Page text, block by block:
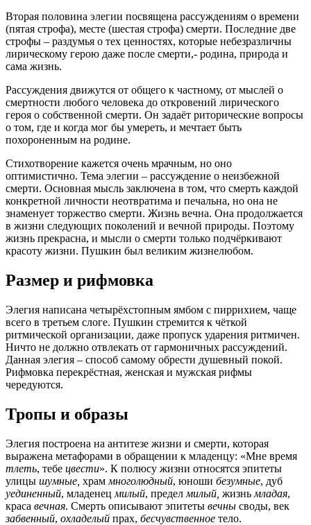
Вторая половина элегии посвящена рассуждениям о времени
(пятая строфа), месте (шестая строфа) смерти. Последние две
строфы – раздумья о тех ценностях, которые небезразличны
лирическому герою даже после смерти,- родина, природа и
сама жизнь.
Рассуждения движутся от общего к частному, от мыслей о
смертности любого человека до откровений лирического
героя о собственной смерти. Он задаёт риторические вопросы
о том, где и когда мог бы умереть, и мечтает быть
похороненным на родине.
Стихотворение кажется очень мрачным, но оно
оптимистично. Тема элегии – рассуждение о неизбежной
смерти. Основная мысль заключена в том, что смерть каждой
конкретной личности неотвратима и печальна, но она не
знаменует торжество смерти. Жизнь вечна. Она продолжается
в жизни следующих поколений и вечной природы. Поэтому
жизнь прекрасна, и мысли о смерти только подчёркивают
красоту жизни. Пушкин был великим жизнелюбом.
Размер и рифмовка
Элегия написана четырёхстопным ямбом с пиррихием, чаще
всего в третьем слоге. Пушкин стремится к чёткой
ритмической организации, даже пропуск ударения ритмичен.
Ничто не должно отвлекать от гармоничных рассуждений.
Данная элегия – способ самому обрести душевный покой.
Рифмовка перекрёстная, женская и мужская рифмы
чередуются.
Тропы и образы
Элегия построена на антитезе жизни и смерти, которая
выражена метафорами в обращении к младенцу: «Мне время
тлеть, тебе цвести». К полюсу жизни относятся эпитеты
улицы шумные, храм многолюдный, юноши безумные, дуб
уединенный, младенец милый, предел милый, жизнь младая,
краса вечная. Смерть описывают эпитеты вечны своды, век
забвенный, охладелый прах, бесчувственное тело.